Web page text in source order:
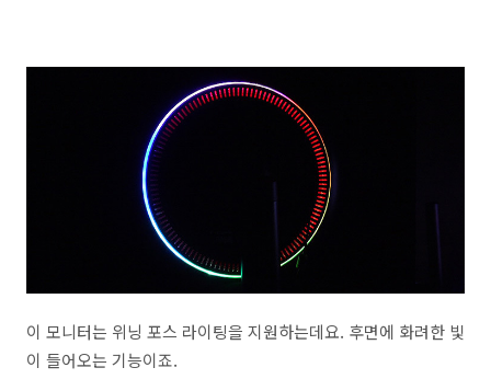
이 모니터는 위닝 포스 라이팅을 지원하는데요. 후면에 화려한 빛
이 들어오는 기능이죠.